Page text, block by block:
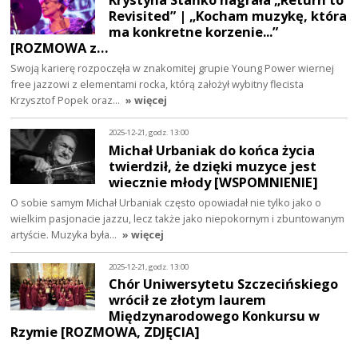
Revisited” | „Kocham muzykę, która
ma konkretne korzenie...”
[ROZMOWA z…
Swoją karierę rozpoczęła w znakomitej grupie Young Power wiernej
free jazzowi z elementami rocka, którą założył wybitny flecista
Krzysztof Popek oraz… » więcej
2025-12-21, godz. 13:00
Michał Urbaniak do końca życia
twierdził, że dzięki muzyce jest
wiecznie młody [WSPOMNIENIE]
O sobie samym Michał Urbaniak często opowiadał nie tylko jako o
wielkim pasjonacie jazzu, lecz także jako niepokornym i zbuntowanym
artyście. Muzyka była… » więcej
2025-12-21, godz. 13:00
Chór Uniwersytetu Szczecińskiego
wrócił ze złotym laurem
Międzynarodowego Konkursu w
Rzymie [ROZMOWA, ZDJĘCIA]